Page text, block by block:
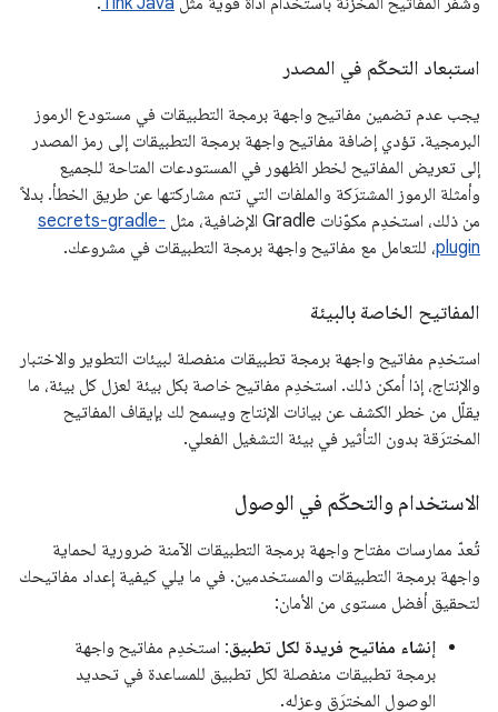
استبعاد التحكّم في المصدر
يجب عدم تضمين مفاتيح واجهة برمجة التطبيقات في مستودع الرموز
البرمجية. تؤدي إضافة مفاتيح واجهة برمجة التطبيقات إلى رمز المصدر
إلى تعريض المفاتيح لخطر الظهور في المستودعات المتاحة للجميع
وأمثلة الرموز المشترَكة والملفات التي تتم مشاركتها عن طريق الخطأ. بدلاً
من ذلك، استخدِم مكوّنات Gradle الإضافية، مثل
secrets-gradle-
plugin، للتعامل مع مفاتيح واجهة برمجة التطبيقات في مشروعك.
المفاتيح الخاصة بالبيئة
استخدِم مفاتيح واجهة برمجة تطبيقات منفصلة لبيئات التطوير والاختبار
والإنتاج، إذا أمكن ذلك. استخدِم مفاتيح خاصة بكل بيئة لعزل كل بيئة، ما
يقلّل من خطر الكشف عن بيانات الإنتاج ويسمح لك بإيقاف المفاتيح
المخترَقة بدون التأثير في بيئة التشغيل الفعلي.
الاستخدام والتحكّم في الوصول
تُعدّ ممارسات مفتاح واجهة برمجة التطبيقات الآمنة ضرورية لحماية
واجهة برمجة التطبيقات والمستخدمين. في ما يلي كيفية إعداد مفاتيحك
لتحقيق أفضل مستوى من الأمان:
إنشاء مفاتيح فريدة لكل تطبيق: استخدِم مفاتيح واجهة
برمجة تطبيقات منفصلة لكل تطبيق للمساعدة في تحديد
الوصول المخترَق وعزله.